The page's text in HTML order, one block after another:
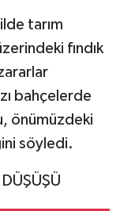
tarım
fındık
bahçelerde
önümüzdeki
söyledi.